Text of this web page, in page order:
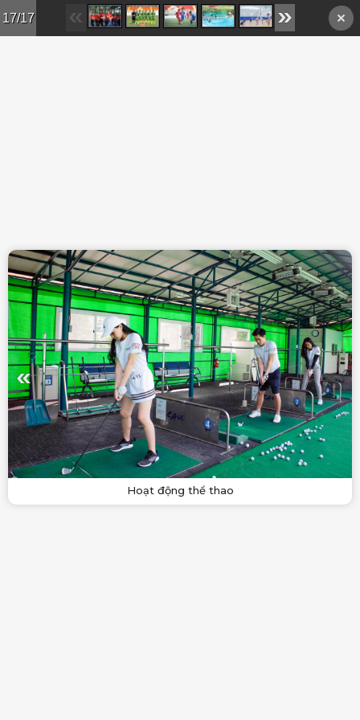
Skip to main content
17/17
Hoạt động thể thao